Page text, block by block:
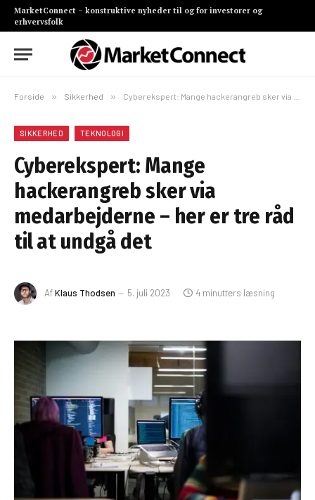
MarketConnect – konstruktive nyheder til og for investorer og
erhvervsfolk
Forside » Sikkerhed » Cyberekspert: Mange hackerangreb sker via medarbejderne – her er tre råd til at undgå det
SIKKERHED TEKNOLOGI
Cyberekspert: Mange
hackerangreb sker via
medarbejderne – her er tre råd
til at undgå det
AfKlaus Thodsen 5. juli 2023 4 minutters læsning